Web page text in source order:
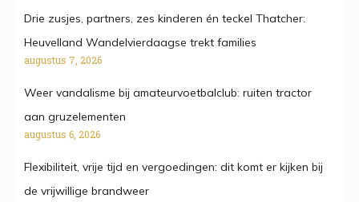
Drie zusjes, partners, zes kinderen én teckel Thatcher:
Heuvelland Wandelvierdaagse trekt families
augustus 7, 2026
Weer vandalisme bij amateurvoetbalclub: ruiten tractor
aan gruzelementen
augustus 6, 2026
Flexibiliteit, vrije tijd en vergoedingen: dit komt er kijken bij
de vrijwillige brandweer